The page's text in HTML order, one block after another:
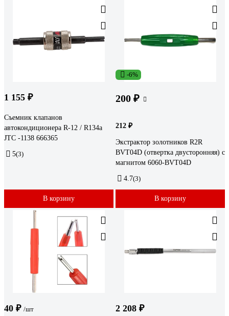
1 155 ₽
Съемник клапанов
автокондиционера R-12 / R134a
JTC -1138 666365
5(3)
В корзину
-6%
200 ₽
212 ₽
Экстрактор золотников R2R
BVT04D (отвертка двусторонняя) с
магнитом 6060-BVT04D
4.7(3)
В корзину
40 ₽ /шт 2 208 ₽